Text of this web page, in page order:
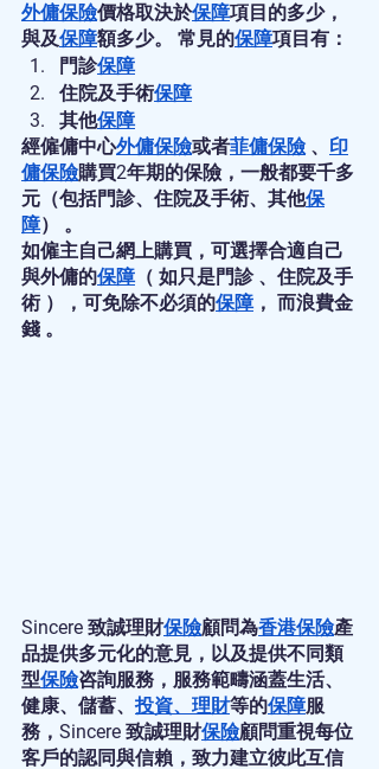
外傭保險價格取決於保障項目的多少，
與及保障額多少。 常見的保障項目有：
門診保障
住院及手術保障
其他保障
經僱傭中心外傭保險或者菲傭保險 、 印
傭保險購買2年期的保險，一般都要千多
元（包括門診、住院及手術、其他保
障） 。
如僱主自己網上購買，可選擇合適自己
與外傭的保障（ 如只是門診 、住院及手
術 ），可免除不必須的保障， 而浪費金
錢 。
Sincere 致誠理財保險顧問為香港保險產
品提供多元化的意見，以及提供不同類
型保險咨詢服務，服務範疇涵蓋生活、
健康、儲蓄、 投資、 理財等的保障服
務，Sincere 致誠理財保險顧問重視每位
客戶的認同與信賴，致力建立彼此互信